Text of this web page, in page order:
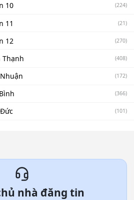
10 (224)
11 (21)
12 (270)
(408)
(172)
(366)
(101)
nhà đăng tin